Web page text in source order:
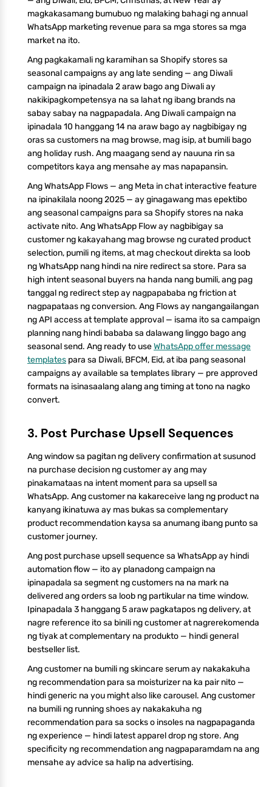
magkakasamang bumubuo ng malaking bahagi ng annual
WhatsApp marketing revenue para sa mga stores sa mga
market na ito.
Ang pagkakamali ng karamihan sa Shopify stores sa
seasonal campaigns ay ang late sending — ang Diwali
campaign na ipinadala 2 araw bago ang Diwali ay
nakikipagkompetensya na sa lahat ng ibang brands na
sabay sabay na nagpapadala. Ang Diwali campaign na
ipinadala 10 hanggang 14 na araw bago ay nagbibigay ng
oras sa customers na mag browse, mag isip, at bumili bago
ang holiday rush. Ang maagang send ay nauuna rin sa
competitors kaya ang mensahe ay mas napapansin.
Ang WhatsApp Flows — ang Meta in chat interactive feature
na ipinakilala noong 2025 — ay ginagawang mas epektibo
ang seasonal campaigns para sa Shopify stores na naka
activate nito. Ang WhatsApp Flow ay nagbibigay sa
customer ng kakayahang mag browse ng curated product
selection, pumili ng items, at mag checkout direkta sa loob
ng WhatsApp nang hindi na nire redirect sa store. Para sa
high intent seasonal buyers na handa nang bumili, ang pag
tanggal ng redirect step ay nagpapababa ng friction at
nagpapataas ng conversion. Ang Flows ay nangangailangan
ng API access at template approval — isama ito sa campaign
planning nang hindi bababa sa dalawang linggo bago ang
seasonal send. Ang ready to useWhatsApp offer message
templates para sa Diwali, BFCM, Eid, at iba pang seasonal
campaigns ay available sa templates library — pre approved
formats na isinasaalang alang ang timing at tono na nagko
convert.
3. Post Purchase Upsell Sequences
Ang window sa pagitan ng delivery confirmation at susunod
na purchase decision ng customer ay ang may
pinakamataas na intent moment para sa upsell sa
WhatsApp. Ang customer na kakareceive lang ng product na
kanyang ikinatuwa ay mas bukas sa complementary
product recommendation kaysa sa anumang ibang punto sa
customer journey.
Ang post purchase upsell sequence sa WhatsApp ay hindi
automation flow — ito ay planadong campaign na
ipinapadala sa segment ng customers na na mark na
delivered ang orders sa loob ng partikular na time window.
Ipinapadala 3 hanggang 5 araw pagkatapos ng delivery, at
nagre reference ito sa binili ng customer at nagrerekomenda
ng tiyak at complementary na produkto — hindi general
bestseller list.
Ang customer na bumili ng skincare serum ay nakakakuha
ng recommendation para sa moisturizer na ka pair nito —
hindi generic na you might also like carousel. Ang customer
na bumili ng running shoes ay nakakakuha ng
recommendation para sa socks o insoles na nagpapaganda
ng experience — hindi latest apparel drop ng store. Ang
specificity ng recommendation ang nagpaparamdam na ang
mensahe ay advice sa halip na advertising.